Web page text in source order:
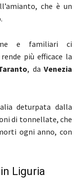
che è un
e familiari ci
più efficace la
, daVenezia
deturpata dalla
di tonnellate, che
ogni anno, con
Liguria